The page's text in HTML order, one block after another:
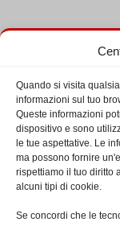
Quando si visita
informazioni sul tuo
Queste informazioni
dispositivo e sono
le tue aspettative. Le
ma possono fornire
rispettiamo il tuo diritto
alcuni tipi di cookie.
Se concordi che le
Eventi in Maggio
LLUNEDÌ
M
2727
Aprile
2026
2828
Maggio
1111 1212